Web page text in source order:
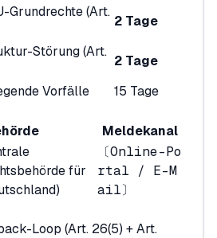
Grundrechte (Art.
2 Tage
Störung (Art.
2 Tage
Vorfälle
15 Tage
Meldekanal
für
〔Online-Po
rtal / E-M
ail〕
Loop (Art. 26(5) + Art.